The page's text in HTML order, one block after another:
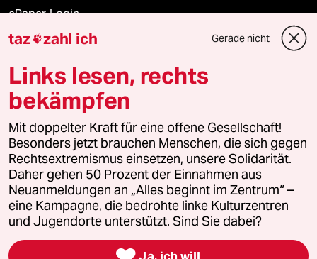
ePaper Login
Downloads für Abonnierende
© 2026 taz Verlags und Vertriebs GmbH
Alle Rechte vorbehalten. Bei rechtlichen Fragen oder für Genehmigungen
wenden Sie sich bitte an
lizenzen@taz.de
Feedback Redaktionsstatut Kommune-Richtlinien
Leitlinie Informant Datenschutz Impressum AGB
Seitenwende Einwilligungen widerrufen (Ads)
taz zahl ich Gerade nicht
Links lesen, rechts
bekämpfen
Mit doppelter Kraft für eine offene Gesellschaft!
Besonders jetzt brauchen Menschen, die sich gegen
Rechtsextremismus einsetzen, unsere Solidarität.
Daher gehen 50 Prozent der Einnahmen aus
Neuanmeldungen an „Alles beginnt im Zentrum“ –
eine Kampagne, die bedrohte linke Kulturzentren
und Jugendorte unterstützt. Sind Sie dabei?
Ja, ich will